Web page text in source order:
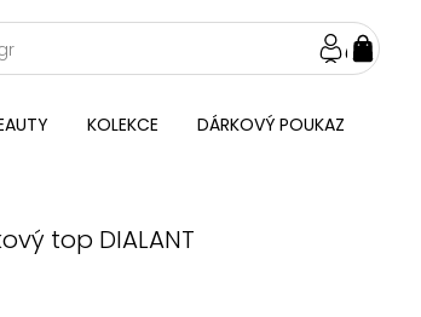
KOLEKCE DÁRKOVÝ POUKAZ
top DIALANT